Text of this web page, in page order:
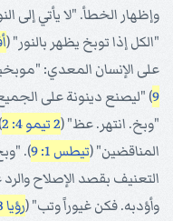
وإظهار الخطأ. "لا يأتي إلى
"الكل إذا توبخ يظهر بالنور" (
على الإنسان المعدي:
9
"وبخ. انتهر. عظ" (2 تيمو 4: 2
المناقضين" (تيطس 1: 9 ).
التعنيف بقصد الإصلاح
وأؤدبه. فكن غيوراً وتب" (رؤيا 3: 19